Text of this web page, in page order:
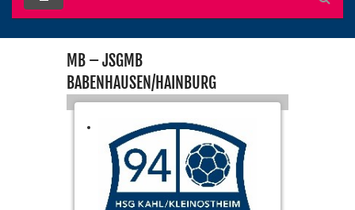
MB – JSGMB
BABENHAUSEN/HAINBURG